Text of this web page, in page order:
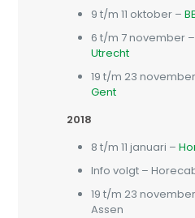
9 t/m 11 oktober –
6 t/m 7 november
Utrecht
19 t/m 23
Gent
2018
8 t/m 11 januari –
Info volgt –
19 t/m 23
Assen